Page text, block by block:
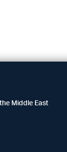
Middle East